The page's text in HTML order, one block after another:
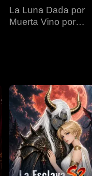
La Luna Dada por
Muerta Vino por